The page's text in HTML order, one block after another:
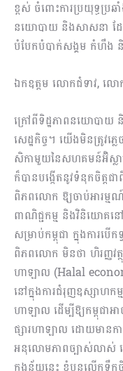
ខ្ពស់ ចំពោះ​ការប្រយុទ្ធប្
នយោបាយ និងសាសនា ដែ
បំបែកបំបាក់សង្គម កំហឹង និ
ឯកឧត្តម លោកជំទាវ, ល
ក្រៅពីទិដ្ឋភាពនយោបាយ
សេដ្ឋកិច្ច។ យើងមិន​ត្រូវភ្
សិកាមួយ​នៃ​សហគមន៍អ៊ិស្លាម​
ក៏បាន​បង្កើត​នូវទំនុកចិត្ត​
ពិភពលោក ឱ្យ​ចាប់អារម្មណ៍
ពាណិជ្ជកម្ម និងវិនិយោគនៅ
សម្រាប់​កម្ពុជា ក្នុង​ការ​បើក​
ពិភពលោក​ មិនថា ហិរញ្ញវ
ហាឡាល (Halal
នៅក្នុង​ការជំរុញឧស្សាហ
ហាឡាល ដើម្បីឱ្យកម្ពុជា
ផ្សារហាឡាល ដោយ​មាន​ក
អនុលោម​ភាព​ច្បាស់លាស់